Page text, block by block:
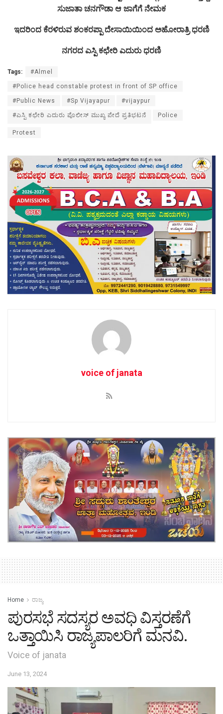
ಸುಜಾತಾ ಚನಗೌಡಾ ಆ ಜಾಗೆಗೆ ನೇಮಕ
ಇದರಿಂದ ಕೆರಳಿರುವ ಶಂಕರಪ್ಪಾ ದೇಸಾಯಿಯಿಂದ ಅಹೋರಾತ್ರಿ ಧರಣಿ
ನಗರದ ಎಸ್ಪಿ ಕಛೇರಿ ಎದುರು ಧರಣಿ
Tags: #Almel
#Police head constable protest in front of SP office
#Public News #Sp Vijayapur #vijaypur
#ಎಸ್ಪಿ ಕಛೇರಿ ಎದುರು ಪೊಲೀಸ್ ಮುಖ್ಯ ಪೇದೆ ಪ್ರತಿಭಟನೆ Police
Protest
voice of janata
Home ರಾಜ್ಯ
ಪುರಸಭೆ ಸದಸ್ಯರ ಅವಧಿ ವಿಸ್ತರಣೆಗೆ
ಒತ್ತಾಯಿಸಿ‌ ರಾಜ್ಯಪಾಲರಿಗೆ ಮನವಿ.
Voice of janata
June 13, 2024